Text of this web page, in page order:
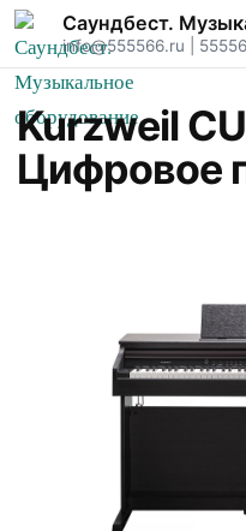
Саундбест.
info@555566.ru
Kurzweil
Цифровое